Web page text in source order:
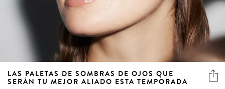
LAS PALETAS DE SOMBRAS DE OJOS QUE
SERÁN TU MEJOR ALIADO ESTA TEMPORADA